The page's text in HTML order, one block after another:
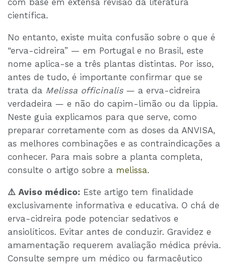
com base em extensa revisão da literatura
científica.
No entanto, existe muita confusão sobre o que é
“erva-cidreira” — em Portugal e no Brasil, este
nome aplica-se a três plantas distintas. Por isso,
antes de tudo, é importante confirmar que se
trata da Melissa officinalis— a erva-cidreira
verdadeira — e não do capim-limão ou da lippia.
Neste guia explicamos para que serve, como
preparar corretamente com as doses da ANVISA,
as melhores combinações e as contraindicações a
conhecer. Para mais sobre a planta completa,
consulte o artigo sobre a melissa.
⚠️ Aviso médico: Este artigo tem finalidade
exclusivamente informativa e educativa. O chá de
erva-cidreira pode potenciar sedativos e
ansiolíticos. Evitar antes de conduzir. Gravidez e
amamentação requerem avaliação médica prévia.
Consulte sempre um médico ou farmacêutico